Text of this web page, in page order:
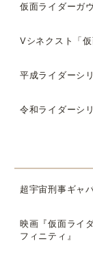
仮面ライダーガ
Vシネクスト「
平成ライダーシ
令和ライダーシ
超宇宙刑事ギャ
映画『仮面ライ
フィニティ』